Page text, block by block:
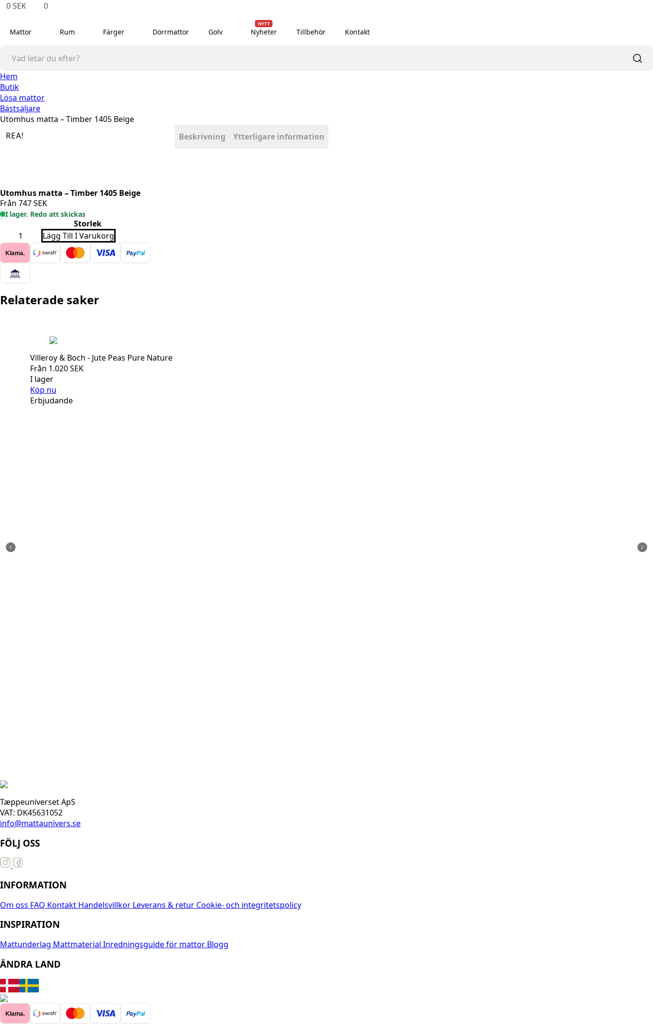
0SEK 0
Mattor Rum Färger Dörrmattor Golv Nyheter
NYTT
Tillbehör Kontakt
Hem
Butik
Lösa mattor
Bästsäljare
Utomhus matta – Timber 1405 Beige
REA!
Utomhus matta – Timber 1405 Beige
Från 747SEK
I lager. Redo att skickas
Storlek
Utomhus
matta
-
Timber
1405
Beige
mängd
Lägg Till I Varukorg
Klarna. PayPal
Beskrivning Ytterligare information
Relaterade saker
Villeroy & Boch - Jute Peas Pure Nature
Från 1.020SEK
I lager
Köp nu
Erbjudande
Tæppeuniverset ApS
VAT: DK45631052
info@mattaunivers.se
FÖLJ OSS
INFORMATION
Om oss FAQ Kontakt Handelsvillkor Leverans & retur Cookie- och integritetspolicy
INSPIRATION
Mattunderlag Mattmaterial Inredningsguide för mattor Blogg
ÄNDRA LAND
Klarna. PayPal